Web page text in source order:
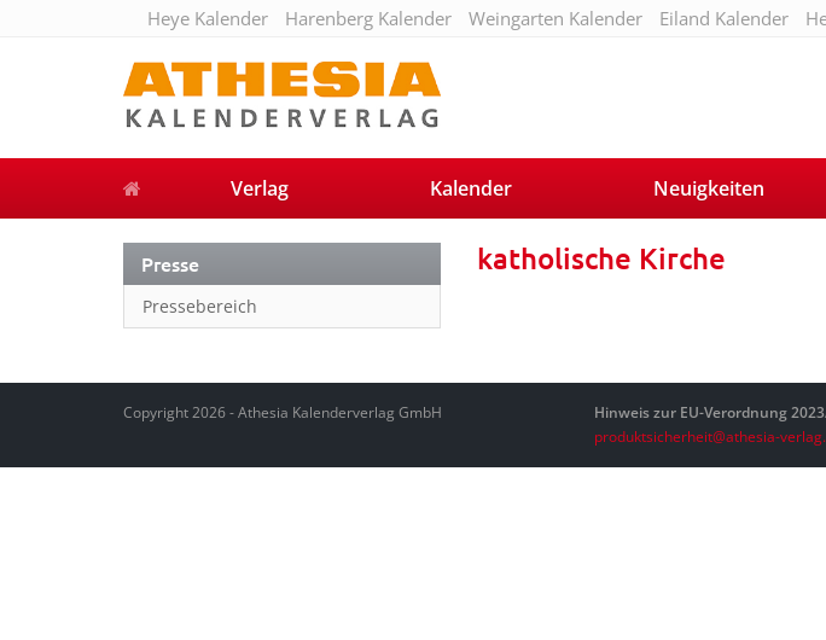
Heye Kalender Harenberg Kalender Weingarten Kalender Eiland Kalender
Verlag Kalender Neuigkeiten
Presse
Pressebereich
katholische Kirche
Copyright 2026 - Athesia Kalenderverlag GmbH
Hinweis zur EU-Verordnung
produktsicherheit@athesia-